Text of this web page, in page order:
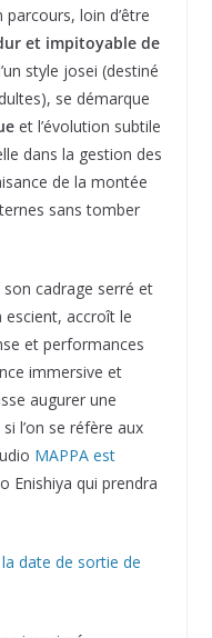
loin d’être
et impitoyable de
style josei (destiné
se démarque
et l’évolution subtile
dans la gestion des
de la montée
sans tomber
cadrage serré et
accroît le
et performances
immersive et
augurer une
l’on se réfère aux
MAPPA est
Enishiya qui prendra
date de sortie de